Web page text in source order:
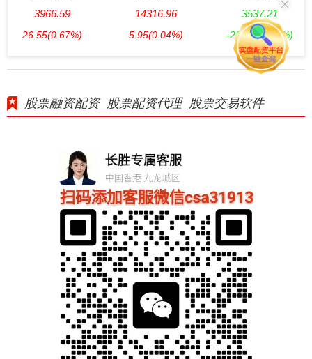
3966.59
26.55(0.67%)
14316.96
5.95(0.04%)
3537.21
-25.91(-0.73%)
股票融资配资_股票配资代理_股票交易软件